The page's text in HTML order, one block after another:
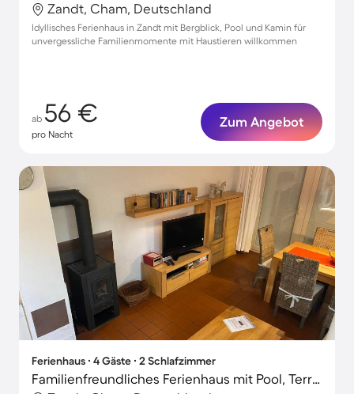
Zandt, Cham, Deutschland
Idyllisches Ferienhaus in Zandt mit Bergblick, Pool und Kamin für
unvergessliche Familienmomente mit Haustieren willkommen
ab 56 €
pro Nacht
Zum Angebot
Ferienhaus ∙ 4 Gäste ∙ 2 Schlafzimmer
Familienfreundliches Ferienhaus mit Pool, Terrasse und Grill | Perfekt für die Arbeit von Zuhause | Haustiere erlaubt